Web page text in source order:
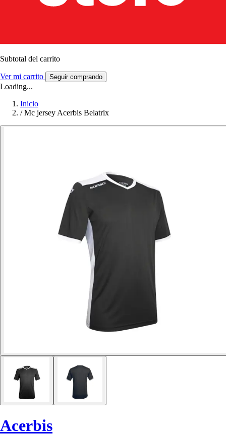
Subtotal del carrito
Ver mi carrito Seguir comprando
Loading...
Inicio
/ Mc jersey Acerbis Belatrix
Acerbis